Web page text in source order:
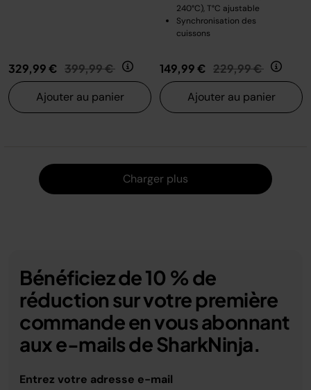
329,99 € Prix réduit de
399,99 € au
Ajouter au panier
240°C), T°C ajustable
Synchronisation des
cuissons
149,99 € Prix réduit de
229,99 € au
Ajouter au panier
Charger plus
Bénéficiez de 10 % de
réduction sur votre première
commande en vous abonnant
aux e-mails de SharkNinja.
Entrez votre adresse e-mail